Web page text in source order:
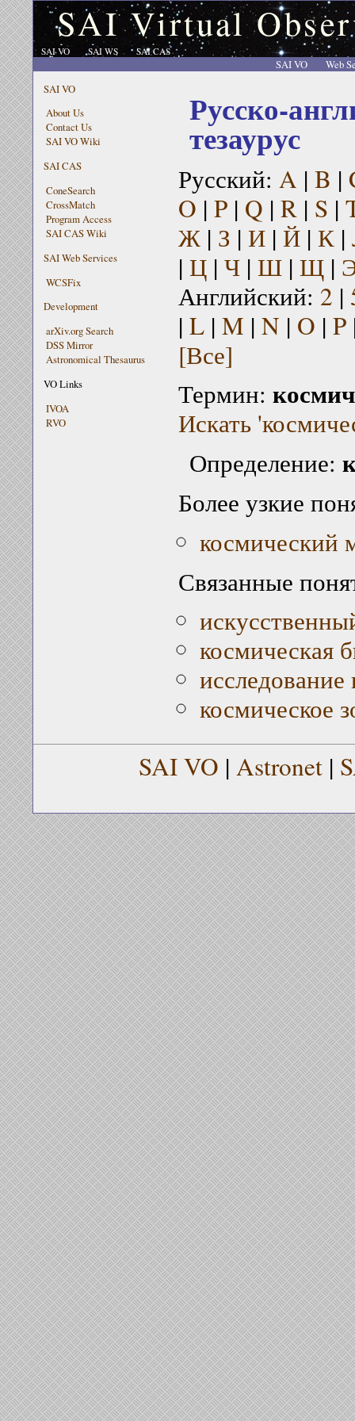
SAI Virtual
SAI VO SAI WS SAI CAS
SAI VO
Web
SAI VO
About Us
Contact Us
SAI VO Wiki
SAI CAS
ConeSearch
CrossMatch
Program Access
SAI CAS Wiki
SAI Web Services
WCSFix
Development
arXiv.org Search
DSS Mirror
Astronomical Thesaurus
VO Links
IVOA
RVO
Русско-
тезаурус
Русский: A | B |
O | P| Q | R| S |
Ж| З | И| Й| К|
| Ц| Ч| Ш| Щ|
Английский: 2 |
| L| M | N | O | P
[Все]
Термин:
Искать
Определение:
Более узкие
космический
Связанные
космическая
исследование
космическое
SAI VO | Astronet |